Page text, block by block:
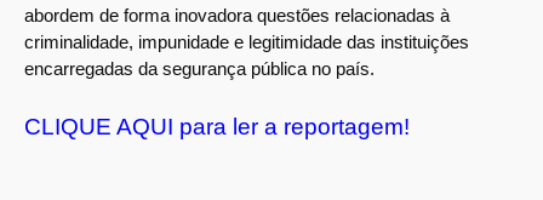
abordem de forma inovadora questões relacionadas à
criminalidade, impunidade e legitimidade das instituições
encarregadas da segurança pública no país.
CLIQUE AQUI para ler a reportagem!